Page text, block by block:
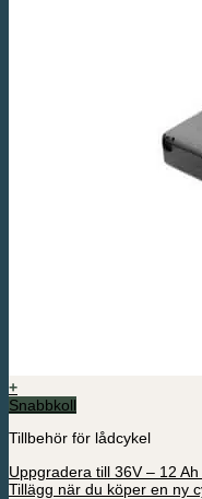
+
Snabbkoll
Tillbehör för lådcykel
Uppgradera till 36V – 12
Tillägg när du köper en ny